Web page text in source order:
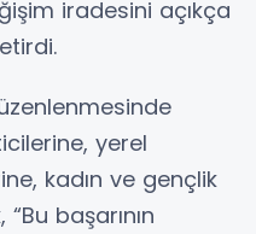
iradesini açıkça
yerel
kadın ve gençlik
başarının